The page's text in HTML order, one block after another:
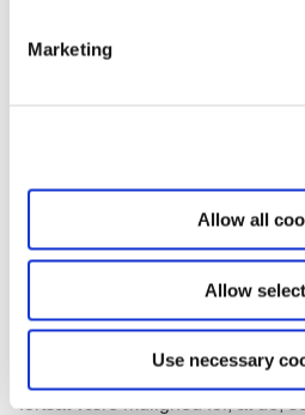
Marketing
Allow all
Allow
Use necessary
Derfor siger jeg: Vi bliver nødt til
Heldigvis er vi i en gunstig
kriseindgreb over hals og hoved.
kan vi gennemføre de
indrette sig på de nye forhold.